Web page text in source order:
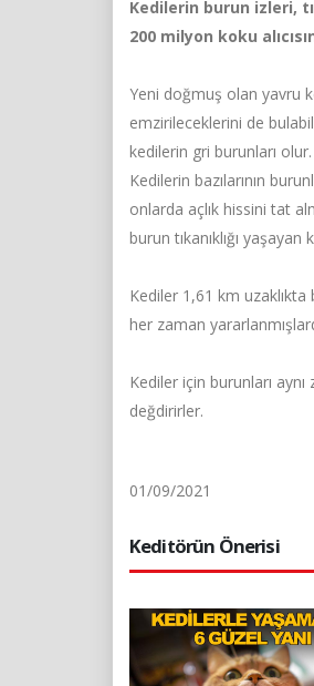
Kedilerin burun izleri,
200 milyon koku
Yeni doğmuş olan yavru
emzirileceklerini de
kedilerin gri burunları
Kedilerin bazılarının
onlarda açlık hissini tat
burun tıkanıklığı
Kediler 1,61 km uzaklıkta
her zaman
Kediler için burunları
değdirirler.
01/09/2021
Keditörün Önerisi